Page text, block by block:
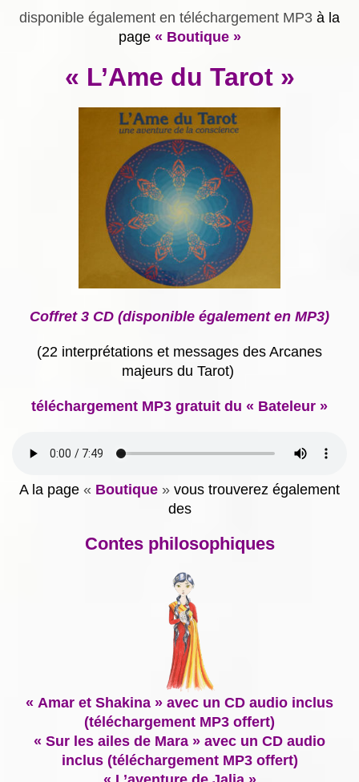
disponible également en téléchargement MP3 à la
page« Boutique »
« L’Ame du Tarot »
Coffret 3 CD (disponible également en MP3)
(22 interprétations et messages des Arcanes
majeurs du Tarot)
téléchargement MP3 gratuit du « Bateleur »
A la page « Boutique » vous trouverez également
des
Contes philosophiques
« Amar et Shakina » avec un CD audio inclus
(téléchargement MP3 offert)
« Sur les ailes de Mara » avec un CD audio
inclus (téléchargement MP3 offert)